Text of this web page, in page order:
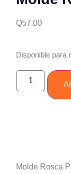
Q57.00
Disponible para
Molde Rosca